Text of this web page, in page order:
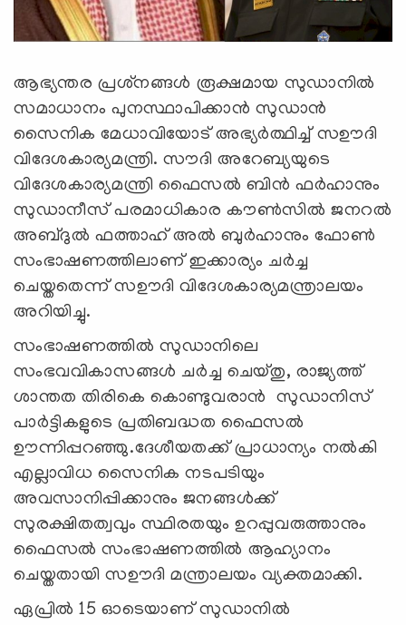
ആഭ്യന്തര പ്രശ്‌നങ്ങള്‍ രൂക്ഷമായ സുഡാനില്‍
സമാധാനം പുനസ്ഥാപിക്കാന്‍ സുഡാന്‍
സൈനിക മേധാവിയോട് അഭ്യര്‍ത്ഥിച്ച് സഊദി
വിദേശകാര്യമന്ത്രി. സൗദി അറേബ്യയുടെ
വിദേശകാര്യമന്ത്രി ഫൈസല്‍ ബിന്‍ ഫര്‍ഹാനും
സുഡാനീസ് പരമാധികാര കൗണ്‍സില്‍ ജനറല്‍
അബ്ദുല്‍ ഫത്താഹ് അല്‍ ബുര്‍ഹാനും ഫോണ്‍
സംഭാഷണത്തിലാണ് ഇക്കാര്യം ചര്‍ച്ച
ചെയ്തതെന്ന് സഊദി വിദേശകാര്യമന്ത്രാലയം
അറിയിച്ചു.
സംഭാഷണത്തില്‍ സുഡാനിലെ
സംഭവവികാസങ്ങള്‍ ചര്‍ച്ച ചെയ്തു, രാജ്യത്ത്
ശാന്തത തിരികെ കൊണ്ടുവരാന്‍ സുഡാനിസ്
പാര്‍ട്ടികളുടെ പ്രതിബദ്ധത ഫൈസല്‍
ഊന്നിപ്പറഞ്ഞു.ദേശീയതക്ക് പ്രാധാന്യം നല്‍കി
എല്ലാവിധ സൈനിക നടപടിയും
അവസാനിപ്പിക്കാനും ജനങ്ങള്‍ക്ക്
സുരക്ഷിതത്വവും സ്ഥിരതയും ഉറപ്പുവരുത്താനും
ഫൈസല്‍ സംഭാഷണത്തില്‍ ആഹ്യാനം
ചെയ്തതായി സഊദി മന്ത്രാലയം വ്യക്തമാക്കി.
ഏപ്രില്‍ 15 ഓടെയാണ് സുഡാനില്‍